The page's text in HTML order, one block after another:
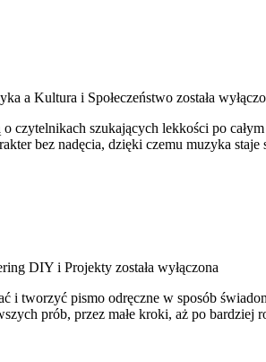
a Kultura i Społeczeństwo została
czytelnikach szukających lekkości po
bez nadęcia, dzięki czemu muzyka
DIY i Projekty została wyłączona
i tworzyć pismo odręczne w sposób
prób, przez małe kroki, aż po